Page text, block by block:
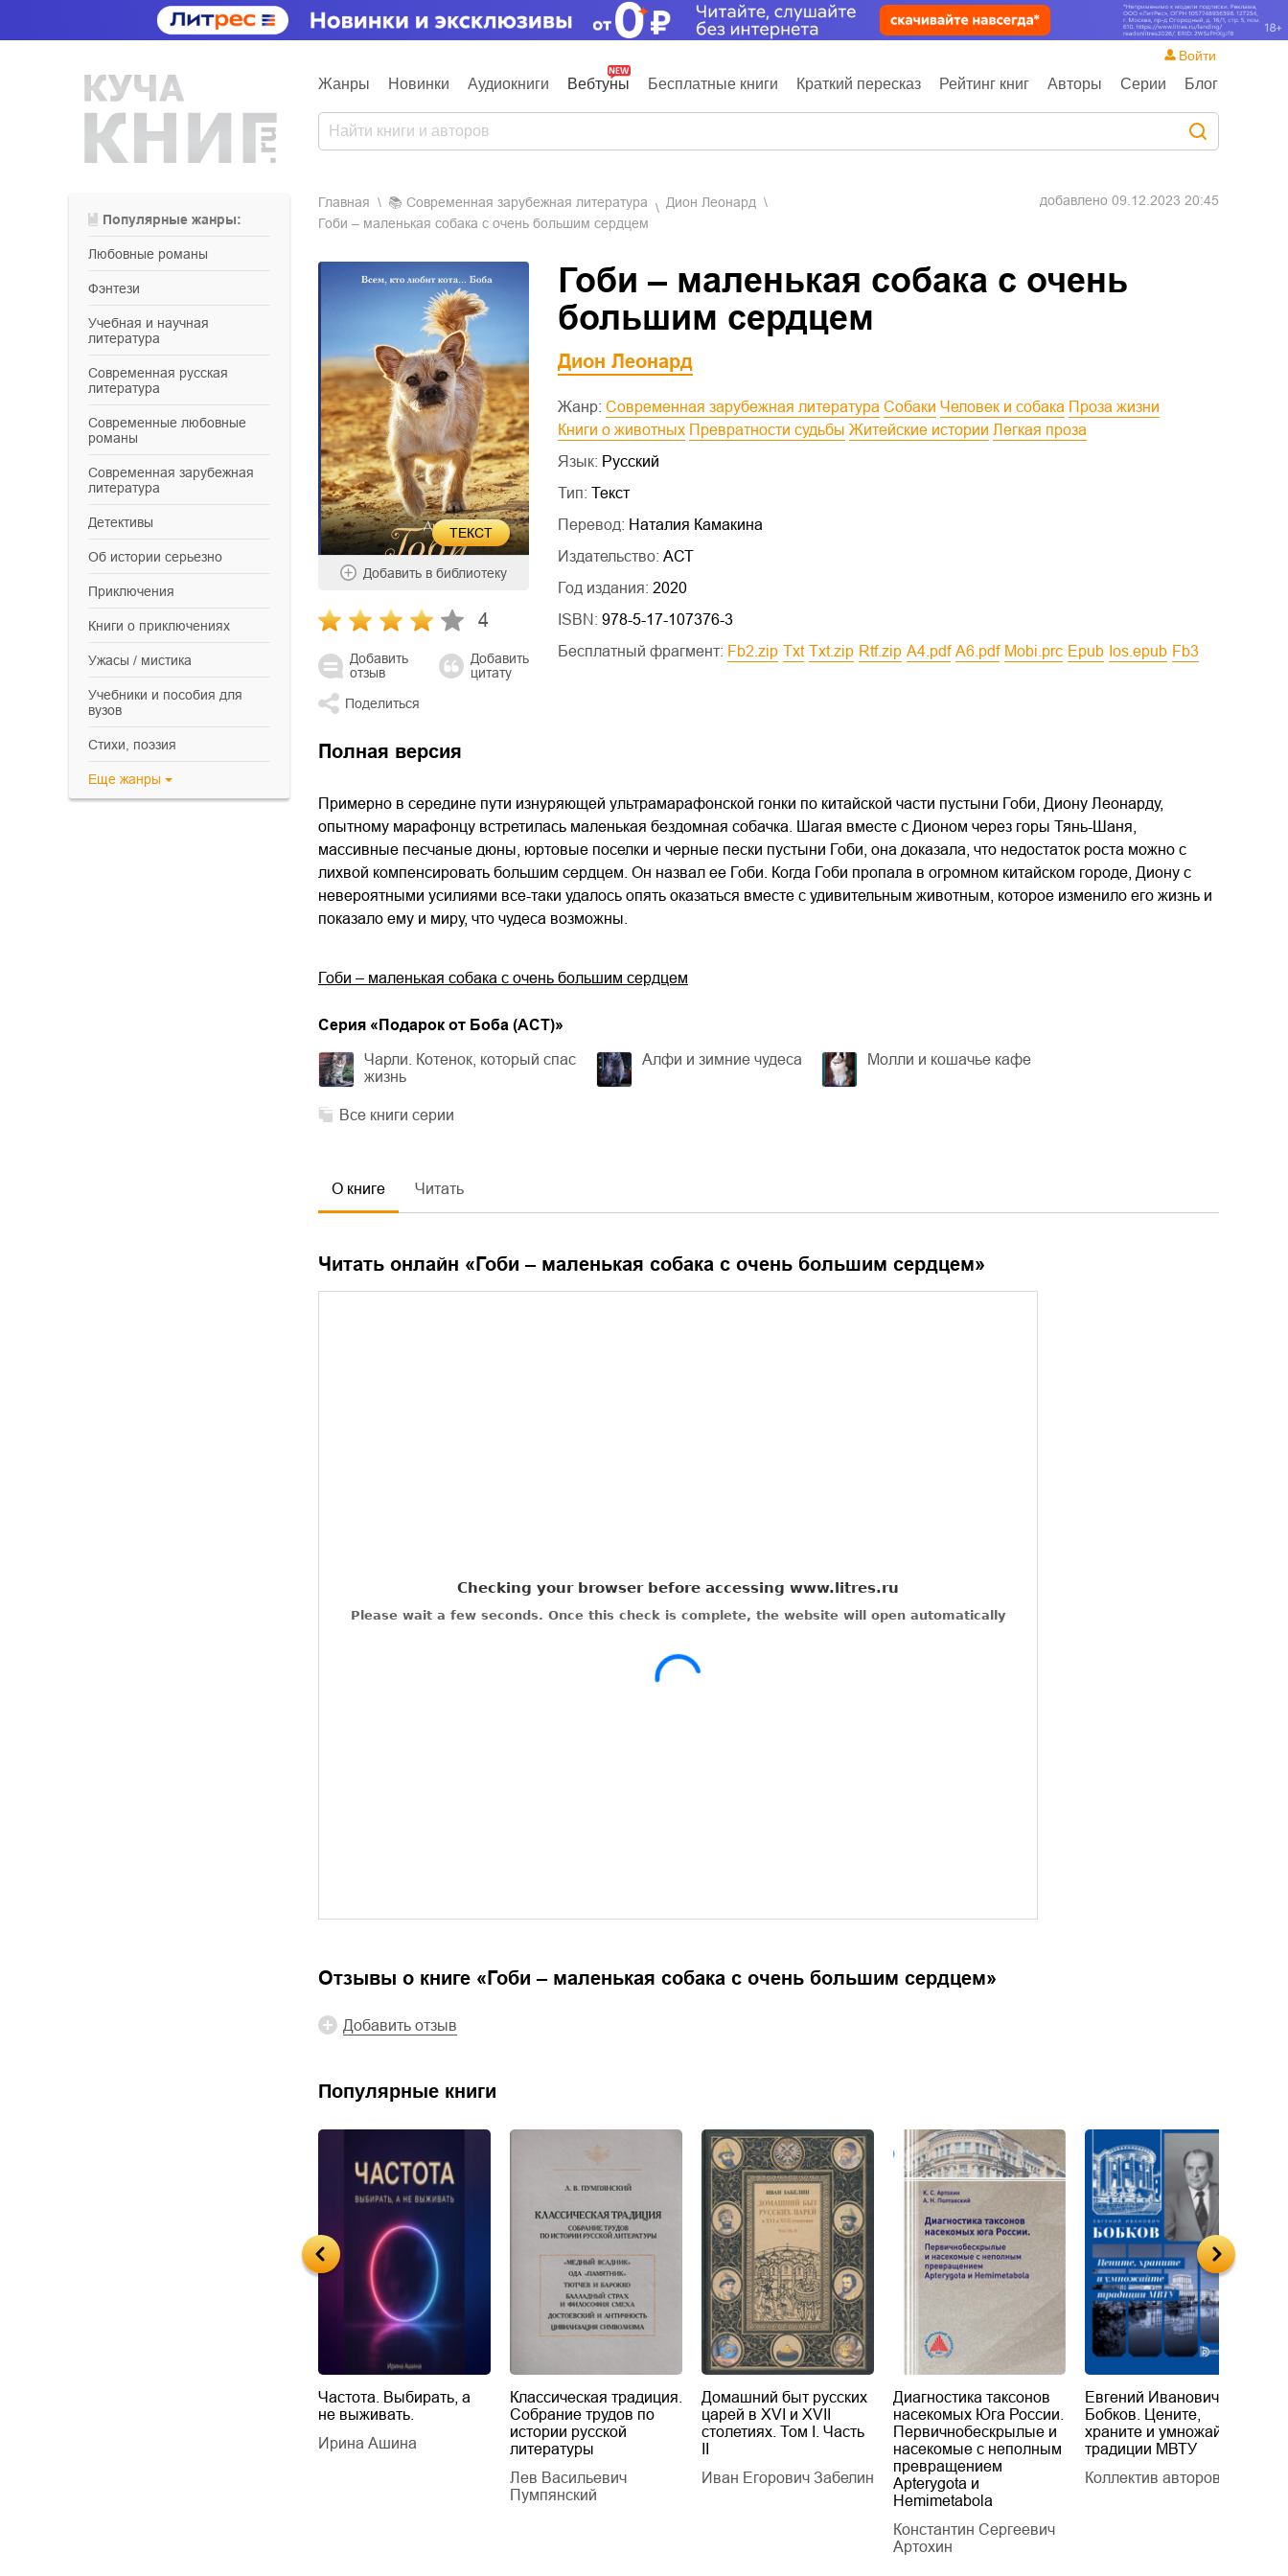
Жанры Новинки Аудиокниги Вебтуны Бесплатные книги Краткий пересказ Рейтинг книг Авторы Серии Блог
Войти
Популярные жанры:
любовные романы
фэнтези
учебная и научная
литература
современная русская
литература
современные любовные
романы
современная зарубежная
литература
детективы
об истории серьезно
приключения
книги о приключениях
ужасы / мистика
учебники и пособия для
вузов
cтихи, поэзия
Еще жанры
Главная 📚 современная зарубежная литература
Дион Леонард
Гоби – маленькая собака с очень большим сердцем
добавлено 09.12.2023 20:45
ТЕКСТ
Добавить в библиотеку
4
Добавить
отзыв
Добавить
цитату
Поделиться
Гоби – маленькая собака с очень
большим сердцем
Дион Леонард
Жанр: Современная зарубежная литература Собаки Человек и собака
Проза жизни
Книги о животных
Превратности судьбы Житейские истории
Легкая проза
Язык: Русский
Тип: Текст
Перевод: Наталия Камакина
Издательство: АСТ
Год издания: 2020
ISBN: 978-5-17-107376-3
Бесплатный фрагмент:
fb2.zip txt txt.zip rtf.zip a4.pdf a6.pdf mobi.prc epub ios.epub fb3
Полная версия
Примерно в середине пути изнуряющей ультрамарафонской гонки по китайской части пустыни Гоби, Диону Леонарду,
опытному марафонцу встретилась маленькая бездомная собачка. Шагая вместе с Дионом через горы Тянь-Шаня,
массивные песчаные дюны, юртовые поселки и черные пески пустыни Гоби, она доказала, что недостаток роста можно с
лихвой компенсировать большим сердцем. Он назвал ее Гоби. Когда Гоби пропала в огромном китайском городе, Диону с
невероятными усилиями все-таки удалось опять оказаться вместе с удивительным животным, которое изменило его жизнь и
показало ему и миру, что чудеса возможны.
Гоби – маленькая собака с очень большим сердцем
Cерия « Подарок от Боба (АСТ)»
Чарли. Котенок, который спас
жизнь
Алфи и зимние чудеса Молли и кошачье кафе
Все книги серии
О книге Читать
Читать онлайн « Гоби – маленькая собака с очень большим сердцем»
Отзывы о книге « Гоби – маленькая собака с очень большим сердцем»
Добавить отзыв
Популярные книги
Частота. Выбирать, а
не выживать.
Ирина Ашина
Классическая традиция.
Собрание трудов по
истории русской
литературы
Лев Васильевич
Пумпянский
Домашний быт русских
царей в XVI и XVII
столетиях. Том I. Часть
Иван Егорович Забелин
Диагностика таксонов
насекомых Юга России.
Первичнобескрылые и
насекомые с неполным
превращением
Apterygota и
Hemimetabola
Константин Сергеевич
Артохин
Евгений Иванович
Бобков. Цените,
храните и умножайте
традиции МВТУ
Коллектив авторов